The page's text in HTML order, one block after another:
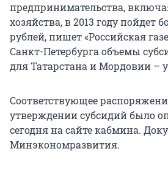
предпринимательства,
хозяйства, в 2013 году пойдет
рублей, пишет «Российская
Санкт-Петербурга объемы
для Татарстана и Мордовии –
Соответствующее
утверждении субсидий было
сегодня на сайте кабмина.
Минэкономразвития.